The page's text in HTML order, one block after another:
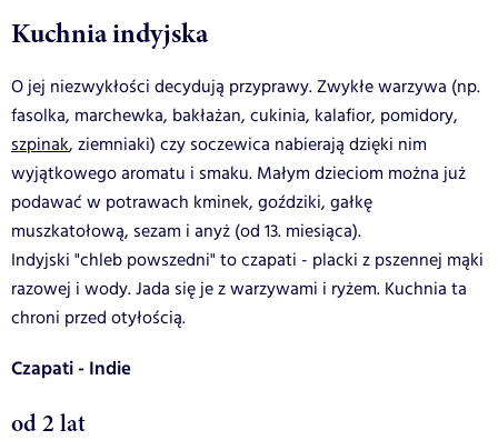
Kuchnia indyjska
O jej niezwykłości decydują przyprawy. Zwykłe warzywa (np.
fasolka, marchewka, bakłażan, cukinia, kalafior, pomidory,
szpinak, ziemniaki) czy soczewica nabierają dzięki nim
wyjątkowego aromatu i smaku. Małym dzieciom można już
podawać w potrawach kminek, goździki, gałkę
muszkatołową, sezam i anyż (od 13. miesiąca).
Indyjski "chleb powszedni" to czapati - placki z pszennej mąki
razowej i wody. Jada się je z warzywami i ryżem. Kuchnia ta
chroni przed otyłością.
Czapati - Indie
od 2 lat